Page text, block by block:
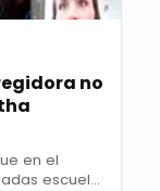
no
en el
escuelas